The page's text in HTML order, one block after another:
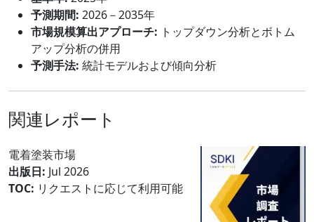
予測期間: 2026－2035年
市場規模算出アプローチ: トップダウン分析とボトム
アップ分析の併用
予測手法: 統計モデルおよび傾向分析
関連レポート
電着塗装市場
出版日: Jul 2026
TOC: リクエストに応じて利用可能